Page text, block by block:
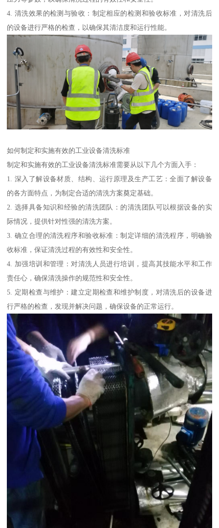
4. 清洗效果的检测与验收：制定相应的检测和验收标准，对清洗后
的设备进行严格的检查，以确保其清洁度和运行性能。
如何制定和实施有效的工业设备清洗标准
制定和实施有效的工业设备清洗标准需要从以下几个方面入手：
1. 深入了解设备材质、结构、运行原理及生产工艺：全面了解设备
的各方面特点，为制定合适的清洗方案奠定基础。
2. 选择具备知识和经验的清洗团队：的清洗团队可以根据设备的实
际情况，提供针对性强的清洗方案。
3. 确立合理的清洗程序和验收标准：制定详细的清洗程序，明确验
收标准，保证清洗过程的有效性和安全性。
4. 加强培训和管理：对清洗人员进行培训，提高其技能水平和工作
责任心，确保清洗操作的规范性和安全性。
5. 定期检查与维护：建立定期检查和维护制度，对清洗后的设备进
行严格的检查，发现并解决问题，确保设备的正常运行。